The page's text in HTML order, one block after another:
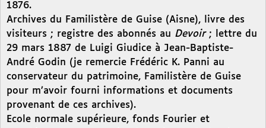
1876.
Archives du Familistère de Guise (Aisne), livre des
visiteurs ; registre des abonnés au Devoir; lettre du
29 mars 1887 de Luigi Giudice à Jean-Baptiste-
André Godin (je remercie Frédéric K. Panni au
conservateur du patrimoine, Familistère de Guise
pour m’avoir fourni informations et documents
provenant de ces archives).
Ecole normale supérieure, fonds Fourier et